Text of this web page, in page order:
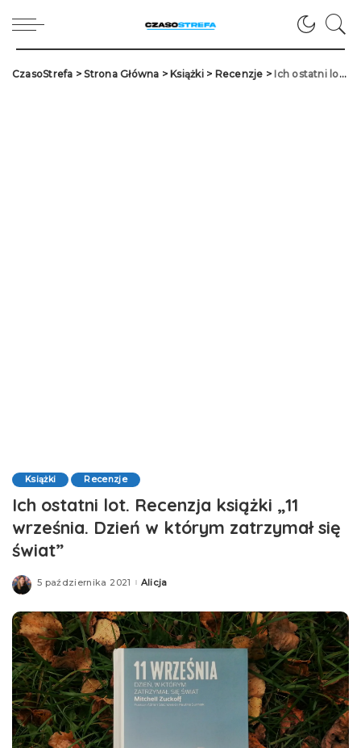
CzasoStrefa >Strona Główna > Książki> Recenzje > Ich ostatni lot. Recenzja książki „11 września. Dzień w którym zatrzymał się świat”
Książki Recenzje
Ich ostatni lot. Recenzja książki „11
września. Dzień w którym zatrzymał się
świat”
5 października 2021 Posted
Alicja